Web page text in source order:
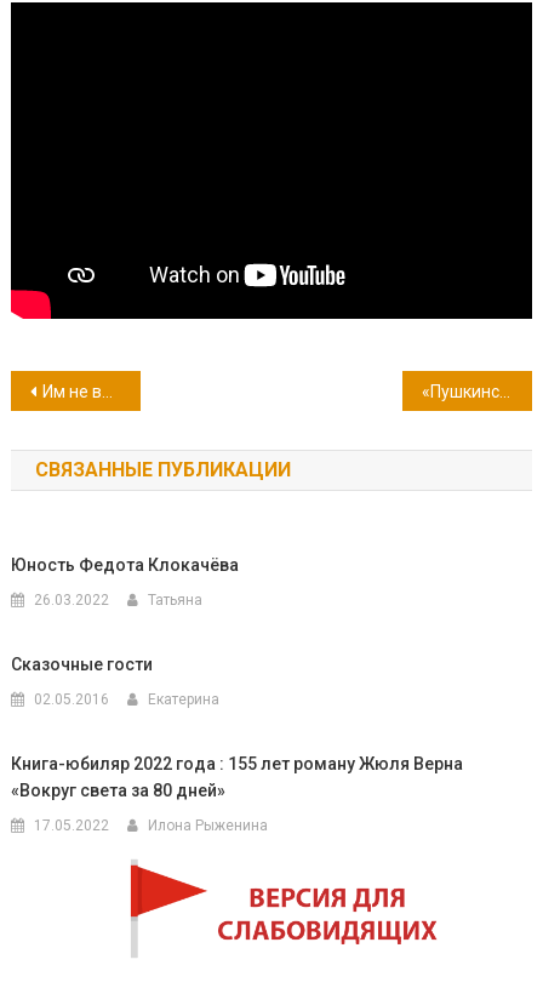
Навигация
по
записям
Им не вручали повесток… «Пушкинская карта» для молодежи от 14 до 22 лет
СВЯЗАННЫЕ ПУБЛИКАЦИИ
Юность Федота Клокачёва
26.03.2022 Татьяна
Сказочные гости
02.05.2016 Екатерина
Книга-юбиляр 2022 года : 155 лет роману Жюля Верна
«Вокруг света за 80 дней»
17.05.2022 Илона Рыженина